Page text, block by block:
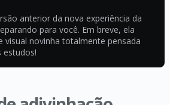
anterior da nova experiência da
para você. Em breve, ela
visual novinha totalmente pensada
estudos!